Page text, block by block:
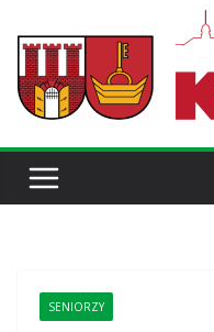
SENIORZY